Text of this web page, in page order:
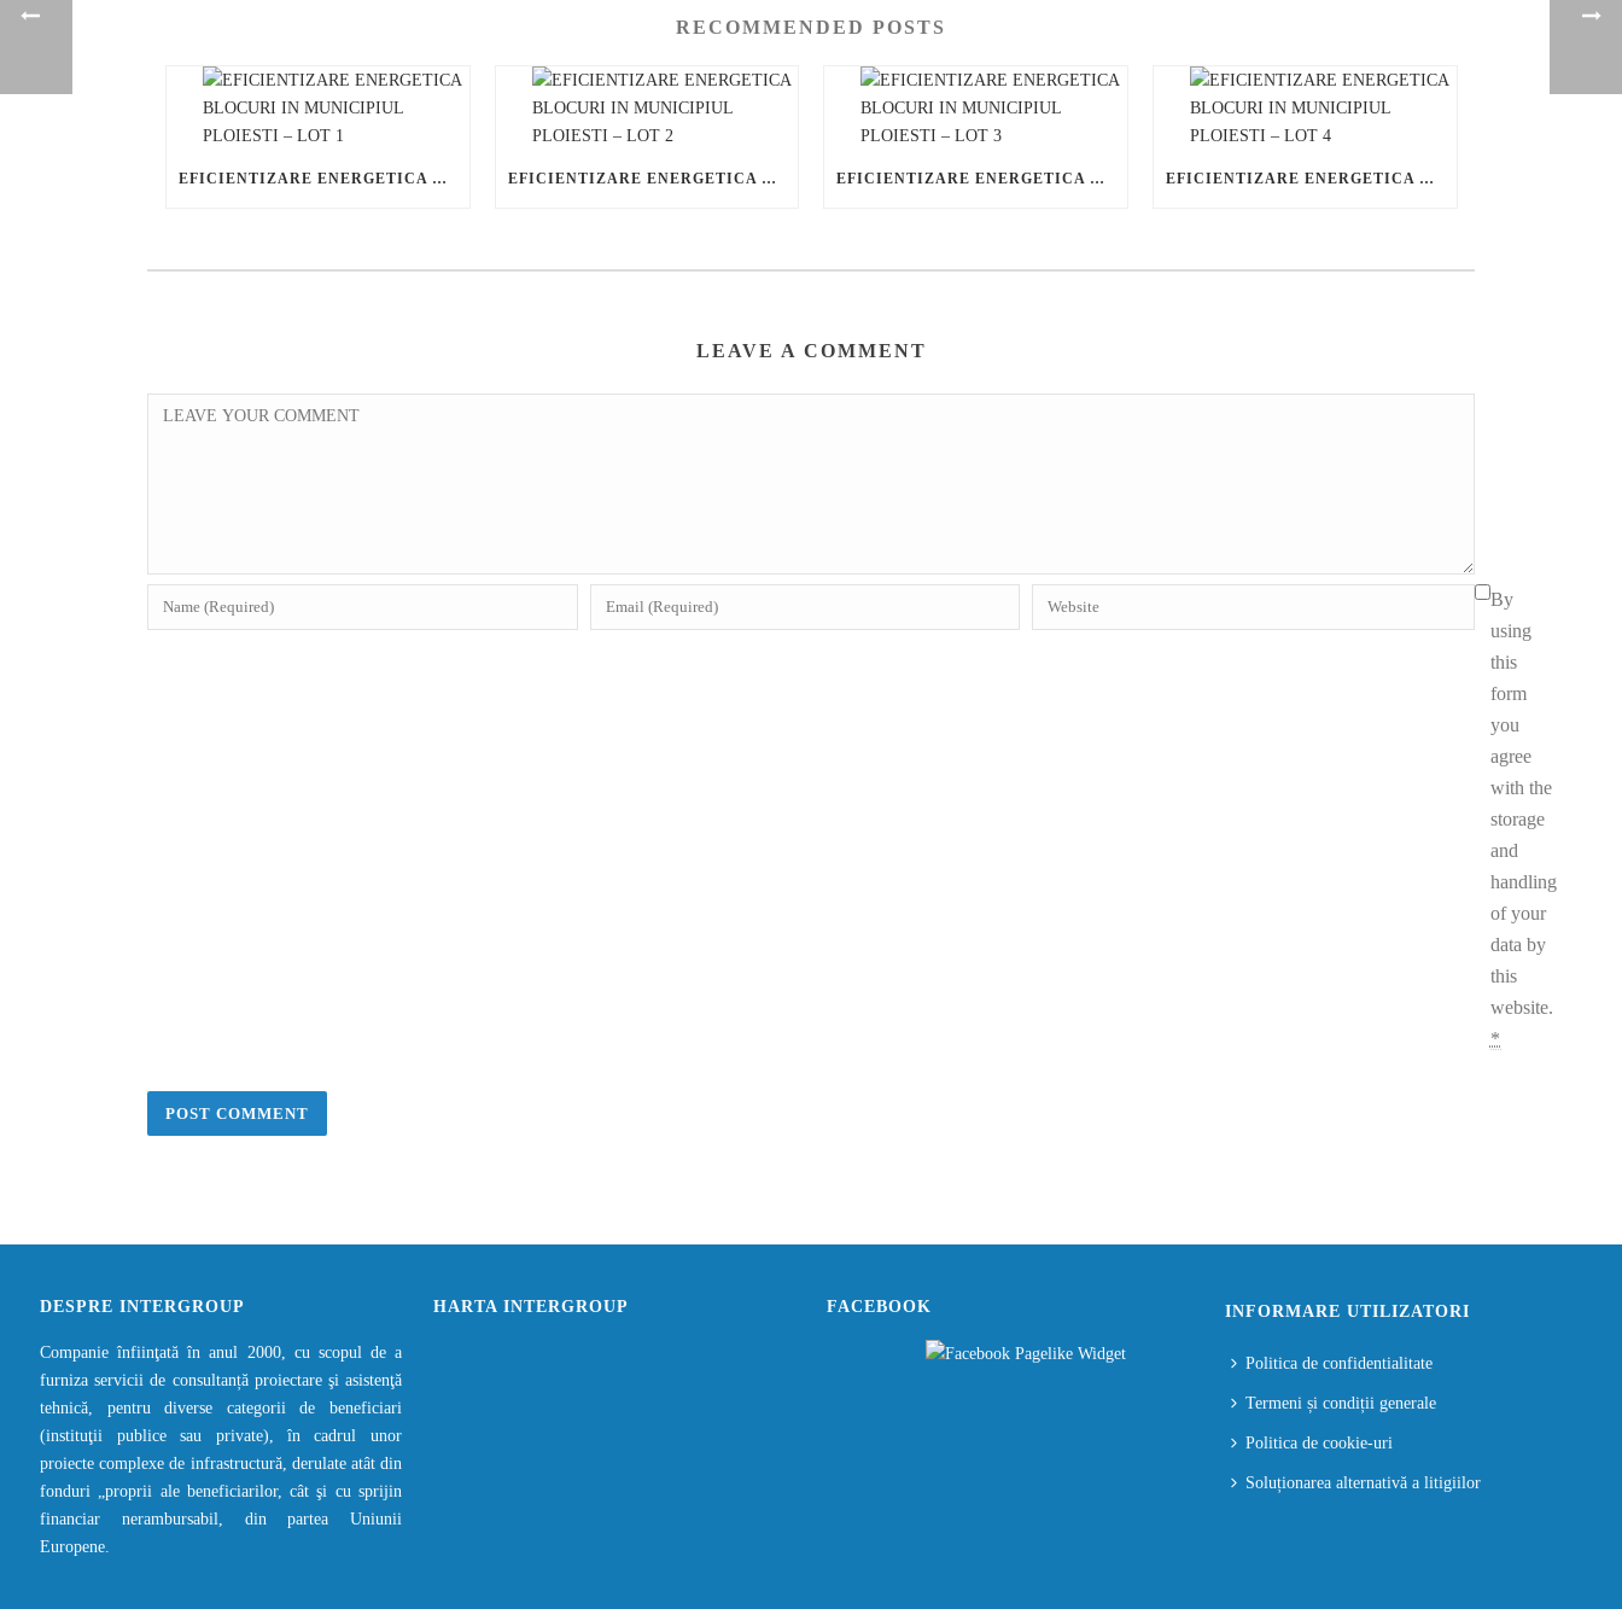
RECOMMENDED POSTS
EFICIENTIZARE ENERGETICA BLOCURI IN MUNICIPIUL PLOIESTI – LOT 1 EFICIENTIZARE ENERGETICA BLOCURI IN MUNICIPIUL PLOIESTI – LOT 2 EFICIENTIZARE ENERGETICA BLOCURI IN MUNICIPIUL PLOIESTI – LOT 3 EFICIENTIZARE ENERGETICA BLOCURI IN MUNICIPIUL PLOIESTI – LOT 4
LEAVE A COMMENT
By
using
this
form
you
agree
with the
storage
and
handling
of your
data by
this
website.
*
DESPRE INTERGROUP
Companie înfiinţată în anul 2000, cu scopul de a
furniza servicii de consultanță proiectare şi asistenţă
tehnică, pentru diverse categorii de beneficiari
(instituţii publice sau private), în cadrul unor
proiecte complexe de infrastructură, derulate atât din
fonduri „proprii ale beneficiarilor, cât şi cu sprijin
financiar nerambursabil, din partea Uniunii
Europene.
HARTA INTERGROUP FACEBOOK INFORMARE UTILIZATORI
Politica de confidentialitate
Termeni și condiții generale
Politica de cookie-uri
Soluționarea alternativă a litigiilor